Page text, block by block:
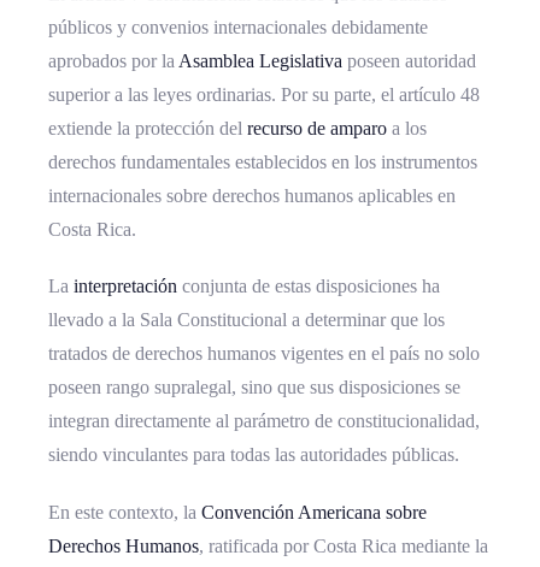
públicos y convenios internacionales debidamente
aprobados por la Asamblea Legislativa poseen autoridad
superior a las leyes ordinarias. Por su parte, el artículo 48
extiende la protección del recurso de amparo a los
derechos fundamentales establecidos en los instrumentos
internacionales sobre derechos humanos aplicables en
Costa Rica.
La interpretación conjunta de estas disposiciones ha
llevado a la Sala Constitucional a determinar que los
tratados de derechos humanos vigentes en el país no solo
poseen rango supralegal, sino que sus disposiciones se
integran directamente al parámetro de constitucionalidad,
siendo vinculantes para todas las autoridades públicas.
En este contexto, la Convención Americana sobre
Derechos Humanos, ratificada por Costa Rica mediante la